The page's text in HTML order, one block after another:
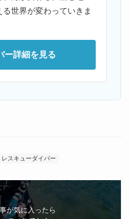
世界が変わっていきま
ー詳細を見る
レスキューダイバー
が気に入ったら